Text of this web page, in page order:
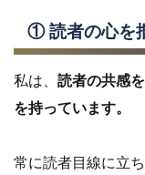
① 読者の心を
私は、 読者の共感
を持っています。
常に読者目線に立